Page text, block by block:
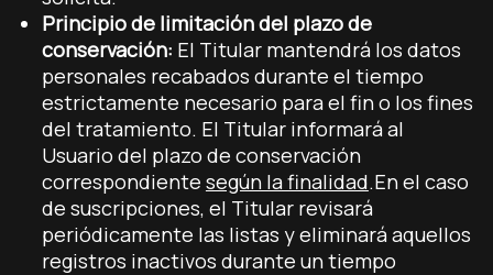
Principio de limitación del plazo de
conservación: El Titular mantendrá los datos
personales recabados durante el tiempo
estrictamente necesario para el fin o los fines
del tratamiento. El Titular informará al
Usuario del plazo de conservación
correspondiente según la finalidad.En el caso
de suscripciones, el Titular revisará
periódicamente las listas y eliminará aquellos
registros inactivos durante un tiempo